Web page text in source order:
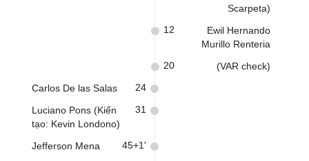
Scarpeta)
Ewil Hernando
Murillo Renteria
12
(VAR check)
20
Carlos De las Salas 24
Luciano Pons (Kiến
tạo: Kevin Londono)
31
Jefferson Mena 45+1'